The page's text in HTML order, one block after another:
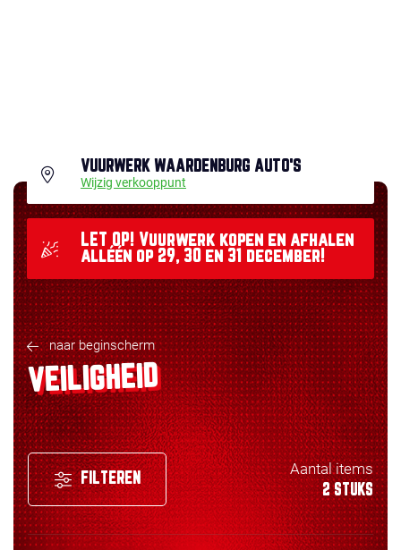
VUURWERK WAARDENBURG AUTO'S
Wijzig verkooppunt
LET OP! Vuurwerk kopen en afhalen
alléén op 29, 30 en 31 december!
naar beginscherm
VEILIGHEID
FILTEREN
Aantal items
2 STUKS